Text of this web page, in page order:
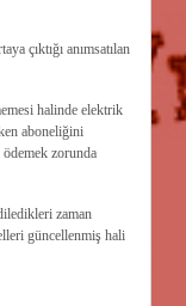
çıktığı anımsatılan
halinde elektrik
aboneliğini
zorunda
zaman
güncellenmiş hali